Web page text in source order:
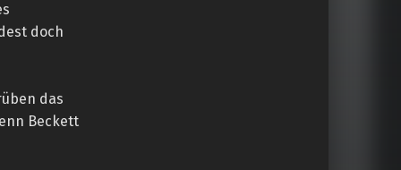
doch
das
Beckett